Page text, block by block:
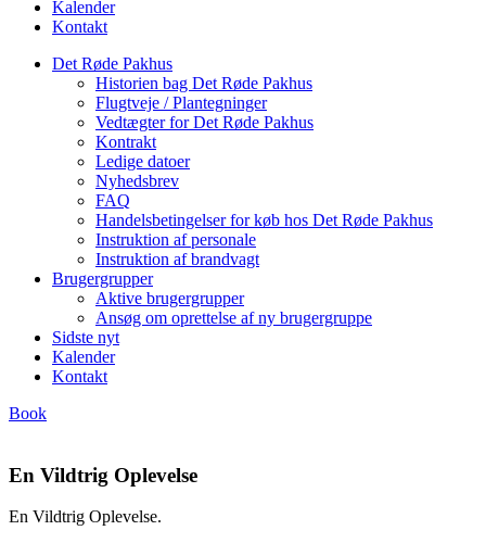
Kalender
Kontakt
Det Røde Pakhus
Historien bag Det Røde Pakhus
Flugtveje / Plantegninger
Vedtægter for Det Røde Pakhus
Kontrakt
Ledige datoer
Nyhedsbrev
FAQ
Handelsbetingelser for køb hos Det Røde Pakhus
Instruktion af personale
Instruktion af brandvagt
Brugergrupper
Aktive brugergrupper
Ansøg om oprettelse af ny brugergruppe
Sidste nyt
Kalender
Kontakt
Book
En Vildtrig Oplevelse
En Vildtrig Oplevelse.